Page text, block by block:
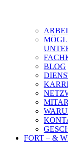
BLOG
FORT – &